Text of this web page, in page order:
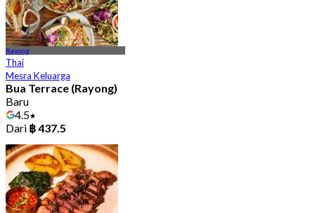
Rayong
Thai
Mesra Keluarga
Bua Terrace (Rayong)
Baru
4.5
Dari ฿ 437.5